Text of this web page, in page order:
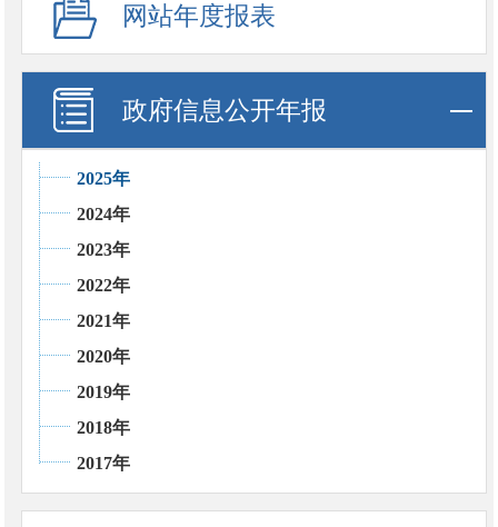
网站年度报表
政府信息公开年报
2025年
2024年
2023年
2022年
2021年
2020年
2019年
2018年
2017年